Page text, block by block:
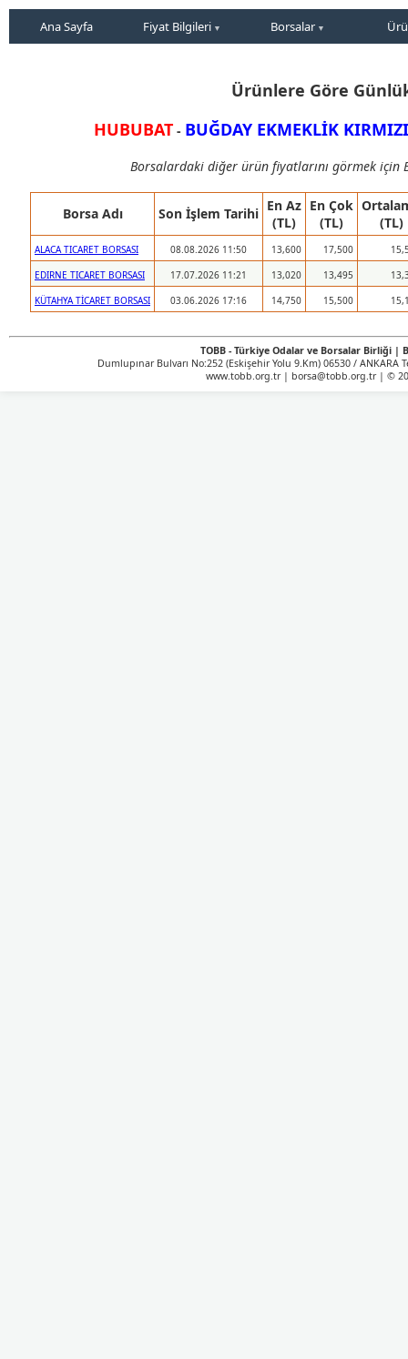
Ana Sayfa Fiyat Bilgileri Borsalar
Ürünlere Göre
HUBUBAT- BUĞDAY EKMEKLİK KIRMIZI
Borsalardaki diğer ürün fiyatlarını görmek için
Borsa Adı Son İşlem Tarihi En Az
(TL)
En Çok
(TL)
(TL)
ALACA TICARET BORSASI 08.08.2026 11:50 13,600 17,500
EDIRNE TICARET BORSASI
17.07.2026 11:21 13,020 13,495
KÜTAHYA TİCARET BORSASI
03.06.2026 17:16 14,750 15,500
TOBB - Türkiye Odalar ve Borsalar Birliği |
Dumlupınar Bulvarı No:252 (Eskişehir Yolu 9.Km) 06530 / ANKARA
www.tobb.org.tr | borsa@tobb.org.tr | ©